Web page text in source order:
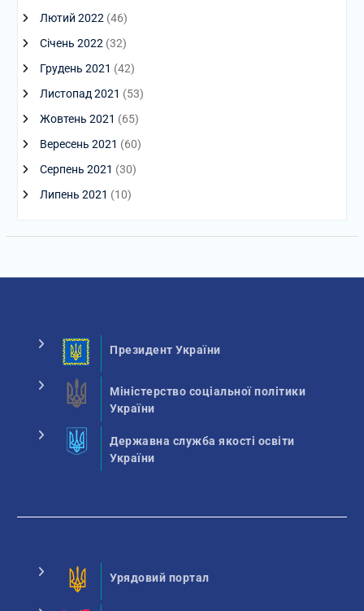
Лютий 2022 (46)
Січень 2022 (32)
Грудень 2021 (42)
Листопад 2021 (53)
Жовтень 2021 (65)
Вересень 2021 (60)
Серпень 2021 (30)
Липень 2021 (10)
Президент України
Міністерство соціальної політики
України
Державна служба якості освіти
України
Урядовий портал